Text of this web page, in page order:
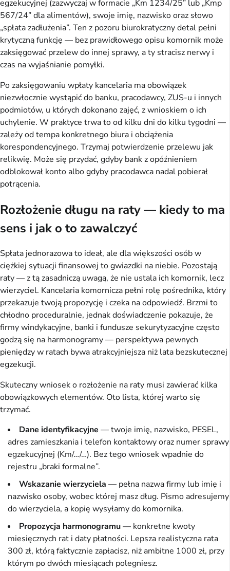
egzekucyjnej (zazwyczaj w formacie „Km 1234/25” lub „Kmp
567/24” dla alimentów), swoje imię, nazwisko oraz słowo
„spłata zadłużenia”. Ten z pozoru biurokratyczny detal pełni
krytyczną funkcję — bez prawidłowego opisu komornik może
zaksięgować przelew do innej sprawy, a ty stracisz nerwy i
czas na wyjaśnianie pomyłki.
Po zaksięgowaniu wpłaty kancelaria ma obowiązek
niezwłocznie wystąpić do banku, pracodawcy, ZUS-u i innych
podmiotów, u których dokonano zajęć, z wnioskiem o ich
uchylenie. W praktyce trwa to od kilku dni do kilku tygodni —
zależy od tempa konkretnego biura i obciążenia
korespondencyjnego. Trzymaj potwierdzenie przelewu jak
relikwię. Może się przydać, gdyby bank z opóźnieniem
odblokował konto albo gdyby pracodawca nadal pobierał
potrącenia.
Rozłożenie długu na raty — kiedy to ma
sens i jak o to zawalczyć
Spłata jednorazowa to ideał, ale dla większości osób w
ciężkiej sytuacji finansowej to gwiazdki na niebie. Pozostają
raty — z tą zasadniczą uwagą, że nie ustala ich komornik, lecz
wierzyciel. Kancelaria komornicza pełni rolę pośrednika, który
przekazuje twoją propozycję i czeka na odpowiedź. Brzmi to
chłodno proceduralnie, jednak doświadczenie pokazuje, że
firmy windykacyjne, banki i fundusze sekurytyzacyjne często
godzą się na harmonogramy — perspektywa pewnych
pieniędzy w ratach bywa atrakcyjniejsza niż lata bezskutecznej
egzekucji.
Skuteczny wniosek o rozłożenie na raty musi zawierać kilka
obowiązkowych elementów. Oto lista, której warto się
trzymać.
Dane identyfikacyjne — twoje imię, nazwisko, PESEL,
adres zamieszkania i telefon kontaktowy oraz numer sprawy
egzekucyjnej (Km/…/…). Bez tego wniosek wpadnie do
rejestru „braki formalne”.
Wskazanie wierzyciela — pełna nazwa firmy lub imię i
nazwisko osoby, wobec której masz dług. Pismo adresujemy
do wierzyciela, a kopię wysyłamy do komornika.
Propozycja harmonogramu— konkretne kwoty
miesięcznych rat i daty płatności. Lepsza realistyczna rata
300 zł, którą faktycznie zapłacisz, niż ambitne 1000 zł, przy
którym po dwóch miesiącach polegniesz.